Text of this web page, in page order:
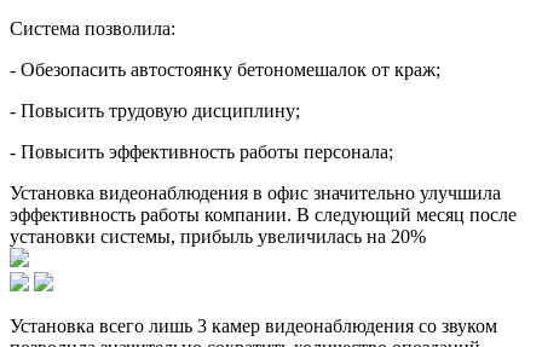
Система позволила:
- Обезопасить автостоянку бетономешалок от краж;
- Повысить трудовую дисциплину;
- Повысить эффективность работы персонала;
Установка видеонаблюдения в офис значительно улучшила
эффективность работы компании. В следующий месяц после
установки системы, прибыль увеличилась на 20%
Установка всего лишь 3 камер видеонаблюдения со звуком